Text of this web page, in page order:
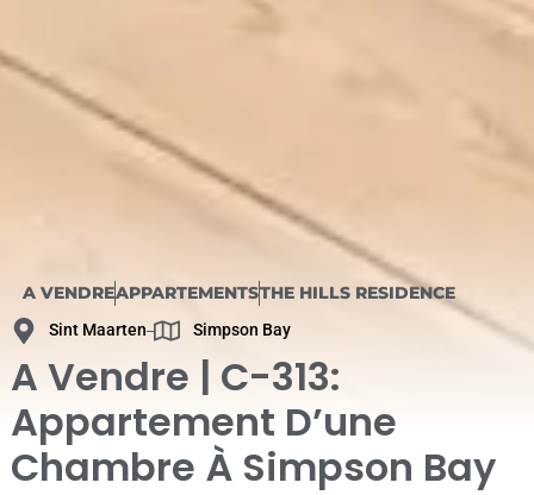
A Vendre | C-313:
Appartement D’une
Chambre À Simpson Bay
Sint Maarten Simpson Bay
A VENDREAPPARTEMENTSTHE HILLS RESIDENCE